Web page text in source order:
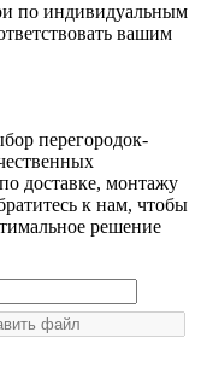
по индивидуальным
вашим
перегородок-
доставке, монтажу
к нам, чтобы
решение